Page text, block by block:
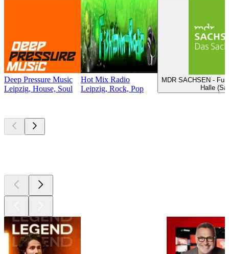
Deep Pressure Music
Leipzig, House, Soul
Hot Mix Radio
Leipzig, Rock, Pop
MDR SACHSEN -
Halle